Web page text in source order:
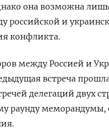
она возможна
российской и
конфликта.
между Россией и
встреча
делегаций двух
раунду